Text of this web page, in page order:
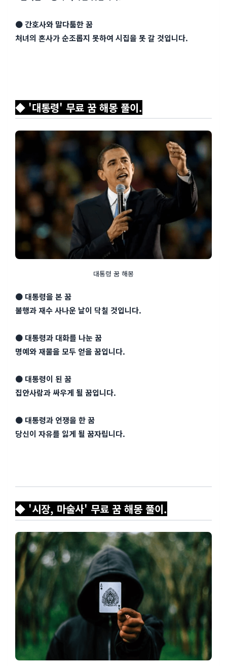
● 간호사와 말다툼한 꿈
처녀의 혼사가 순조롭지 못하여 시집을 못 갈 것입니다.
◆ '대통령' 무료 꿈 해몽 풀이.
대통령 꿈 해몽
● 대통령을 본 꿈
불행과 재수 사나운 날이 닥칠 것입니다.
● 대통령과 대화를 나눈 꿈
명예와 재물을 모두 얻을 꿈입니다.
● 대통령이 된 꿈
집안사람과 싸우게 될 꿈입니다.
● 대통령과 언쟁을 한 꿈
당신이 자유를 잃게 될 꿈자립니다.
◆ '시장, 마술사' 무료 꿈 해몽 풀이.